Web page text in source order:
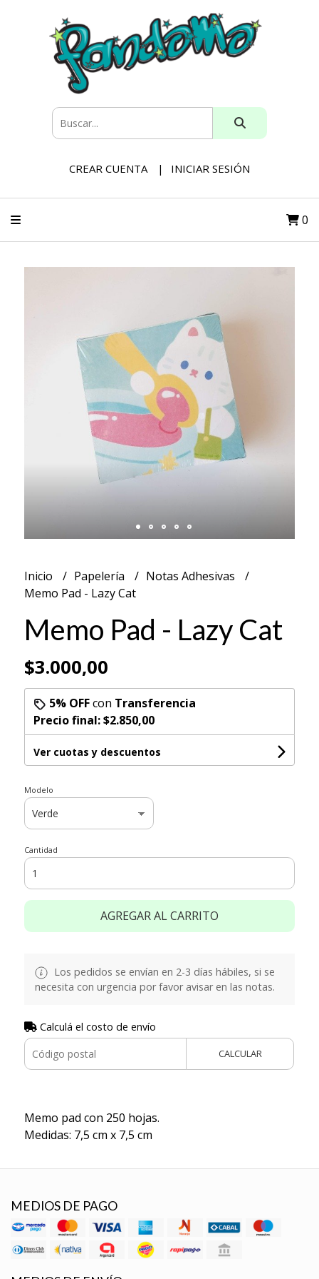
CREAR CUENTA INICIAR SESIÓN
0
Inicio Papelería
Notas Adhesivas
Memo Pad - Lazy Cat
Memo Pad - Lazy Cat
$3.000,00
5% OFFcon Transferencia
Precio final:$2.850,00
Ver cuotas y descuentos
Modelo
Cantidad
AGREGAR AL CARRITO
Los pedidos se envían en 2-3 días hábiles, si se
necesita con urgencia por favor avisar en las notas.
Calculá el costo de envío
CALCULAR
Memo pad con 250 hojas.
Medidas: 7,5 cm x 7,5 cm
MEDIOS DE PAGO